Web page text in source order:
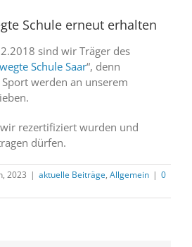
Schule erneut erhalten
sind wir Träger des
Schule Saar“, denn
werden an unserem
rezertifiziert wurden und
dürfen.
2023 | aktuelle Beiträge, Allgemein | 0